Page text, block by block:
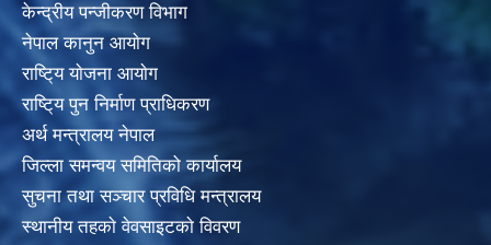
केन्द्रीय पन्जीकरण विभाग
नेपाल कानुन आयाेग
राष्टि्य याेजना आयाेग
राष्टि्य पुन निर्माण प्राधिकरण
अर्थ मन्त्रालय नेपाल
जिल्ला समन्वय समितिको कार्यालय
सुचना तथा सञ्चार प्रविधि मन्त्रालय
स्थानीय तहकाे वेवसाइटकाे विवरण